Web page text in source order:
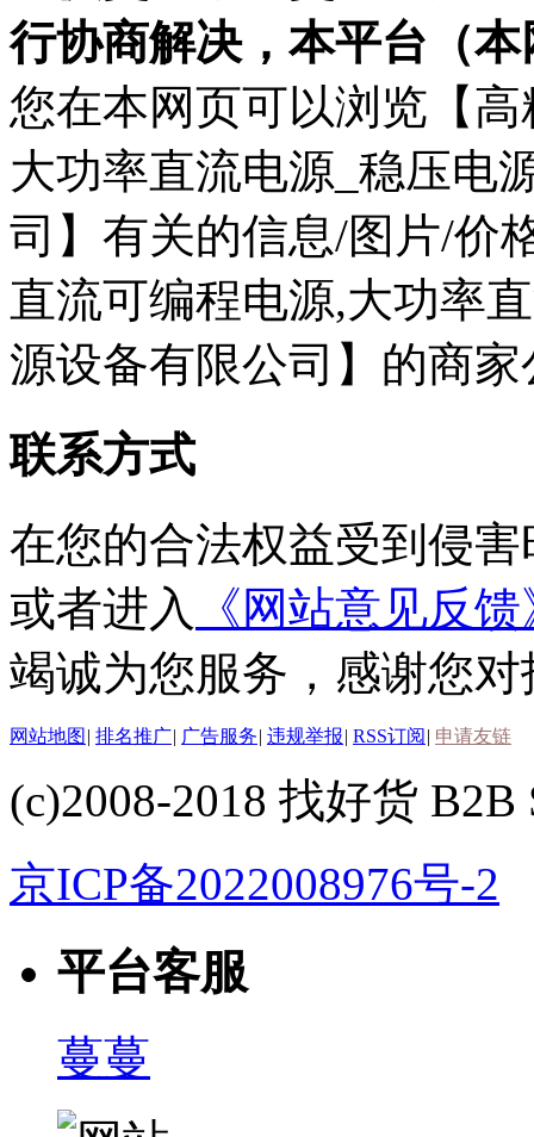
行协商解决，本平台（
您在本网页可以浏览【
大功率直流电源_稳压电
司】有关的信息/图片/价
直流可编程电源,大功率
源设备有限公司】的商
联系方式
在您的合法权益受到侵
或者进入
《网站意见反
竭诚为您服务，感谢您
网站地图 | 排名推广| 广告服务| 违规举报| RSS订阅 | 申请友链
(c)2008-2018 找好货 B2B
京ICP备2022008976号-2
平台客服
蔓蔓